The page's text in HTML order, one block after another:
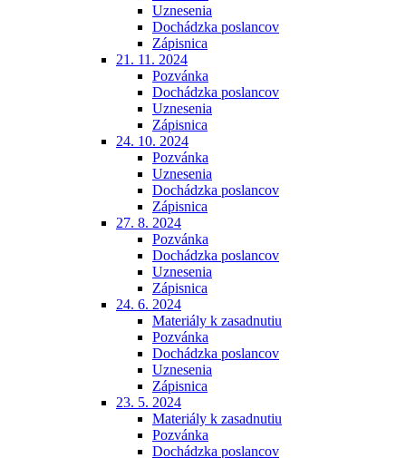
Uznesenia
Dochádzka poslancov
Zápisnica
21. 11. 2024
Pozvánka
Dochádzka poslancov
Uznesenia
Zápisnica
24. 10. 2024
Pozvánka
Uznesenia
Dochádzka poslancov
Zápisnica
27. 8. 2024
Pozvánka
Dochádzka poslancov
Uznesenia
Zápisnica
24. 6. 2024
Materiály k zasadnutiu
Pozvánka
Dochádzka poslancov
Uznesenia
Zápisnica
23. 5. 2024
Materiály k zasadnutiu
Pozvánka
Dochádzka poslancov